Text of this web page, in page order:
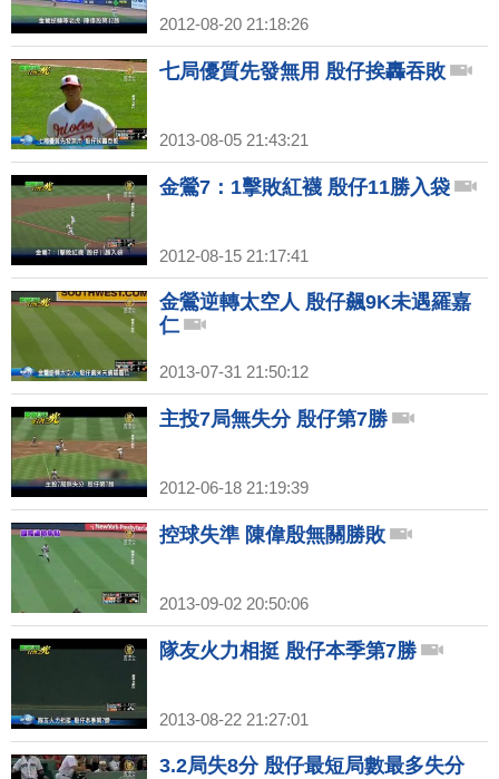
2012-08-20 21:18:26
七局優質先發無用 殷仔挨轟吞敗
2013-08-05 21:43:21
金鶯7：1擊敗紅襪 殷仔11勝入袋
2012-08-15 21:17:41
金鶯逆轉太空人 殷仔飆9K未遇羅嘉
仁
2013-07-31 21:50:12
主投7局無失分 殷仔第7勝
2012-06-18 21:19:39
控球失準 陳偉殷無關勝敗
2013-09-02 20:50:06
隊友火力相挺 殷仔本季第7勝
2013-08-22 21:27:01
3.2局失8分 殷仔最短局數最多失分